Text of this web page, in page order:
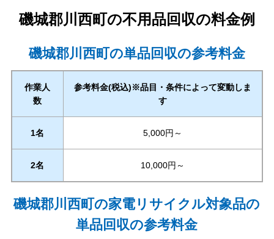
磯城郡川西町の不用品回収の料金例
磯城郡川西町の単品回収の参考料金
作業人
数
参考料金(税込)※品目・条件によって変動しま
す
1名 5,000円～
2名 10,000円～
磯城郡川西町の家電リサイクル対象品の
単品回収の参考料金